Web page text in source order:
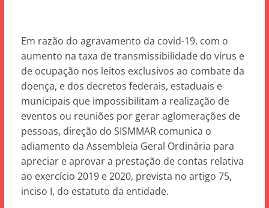
Em razão do agravamento da covid-19, com o
aumento na taxa de transmissibilidade do vírus e
de ocupação nos leitos exclusivos ao combate da
doença, e dos decretos federais, estaduais e
municipais que impossibilitam a realização de
eventos ou reuniões por gerar aglomerações de
pessoas, direção do SISMMAR comunica o
adiamento da Assembleia Geral Ordinária para
apreciar e aprovar a prestação de contas relativa
ao exercício 2019 e 2020, prevista no artigo 75,
inciso I, do estatuto da entidade.